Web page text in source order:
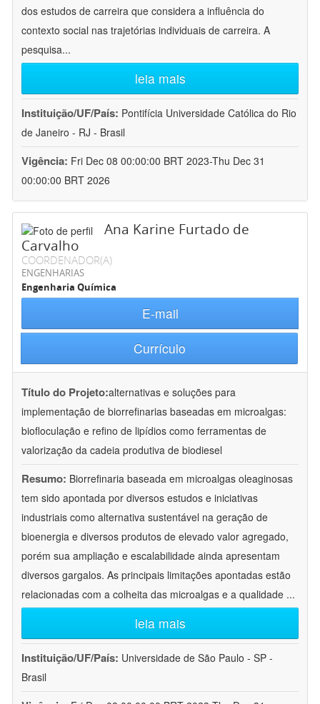
dos estudos de carreira que considera a influência do
contexto social nas trajetórias individuais de carreira. A
pesquisa...
leia mais
Instituição/UF/País: Pontifícia Universidade Católica do Rio
de Janeiro - RJ - Brasil
Vigência: Fri Dec 08 00:00:00 BRT 2023-Thu Dec 31
00:00:00 BRT 2026
Ana Karine Furtado de
Carvalho
COORDENADOR(A)
ENGENHARIAS
Engenharia Química
E-mail
Currículo
Título do Projeto:alternativas e soluções para
implementação de biorrefinarias baseadas em microalgas:
biofloculação e refino de lipídios como ferramentas de
valorização da cadeia produtiva de biodiesel
Resumo: Biorrefinaria baseada em microalgas oleaginosas
tem sido apontada por diversos estudos e iniciativas
industriais como alternativa sustentável na geração de
bioenergia e diversos produtos de elevado valor agregado,
porém sua ampliação e escalabilidade ainda apresentam
diversos gargalos. As principais limitações apontadas estão
relacionadas com a colheita das microalgas e a qualidade ...
leia mais
Instituição/UF/País: Universidade de São Paulo - SP -
Brasil